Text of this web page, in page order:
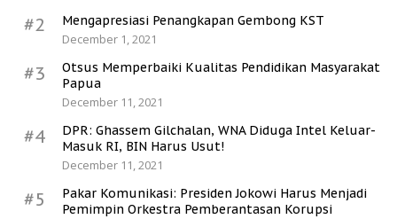
#2
Mengapresiasi Penangkapan Gembong KST
December 1, 2021
#3
Otsus Memperbaiki Kualitas Pendidikan Masyarakat
Papua
December 11, 2021
#4
DPR: Ghassem Gilchalan, WNA Diduga Intel Keluar-
Masuk RI, BIN Harus Usut!
December 11, 2021
#5
Pakar Komunikasi: Presiden Jokowi Harus Menjadi
Pemimpin Orkestra Pemberantasan Korupsi